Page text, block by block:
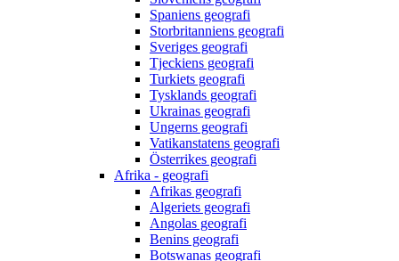
Spaniens geografi
Storbritanniens geografi
Sveriges geografi
Tjeckiens geografi
Turkiets geografi
Tysklands geografi
Ukrainas geografi
Ungerns geografi
Vatikanstatens geografi
Österrikes geografi
Afrika - geografi
Afrikas geografi
Algeriets geografi
Angolas geografi
Benins geografi
Botswanas geografi